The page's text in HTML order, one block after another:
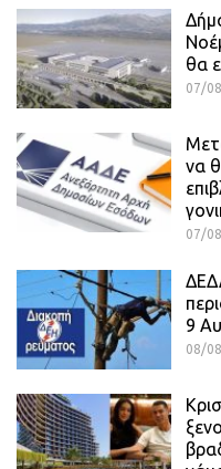
θα
07/
να
07/
9
08/